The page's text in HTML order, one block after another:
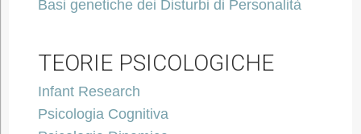
Basi genetiche dei Disturbi di Personalità
TEORIE PSICOLOGICHE
Infant Research
Psicologia Cognitiva